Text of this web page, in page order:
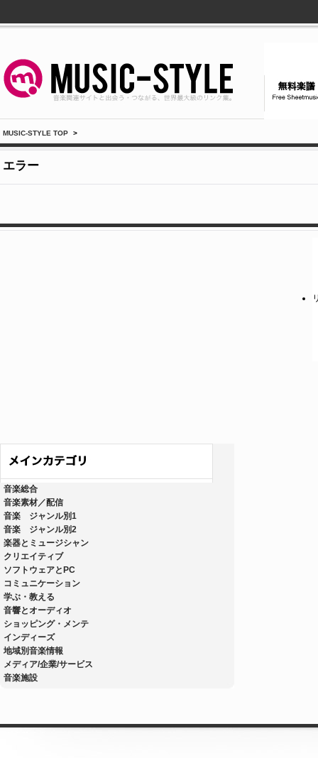
MUSIC-STYLE TOP >
エラー
音楽総合
音楽素材／配信
音楽 ジャンル別1
音楽 ジャンル別2
楽器とミュージシャン
クリエイティブ
ソフトウェアとPC
コミュニケーション
学ぶ・教える
音響とオーディオ
ショッピング・メンテ
インディーズ
地域別音楽情報
メディア/企業/サービス
音楽施設